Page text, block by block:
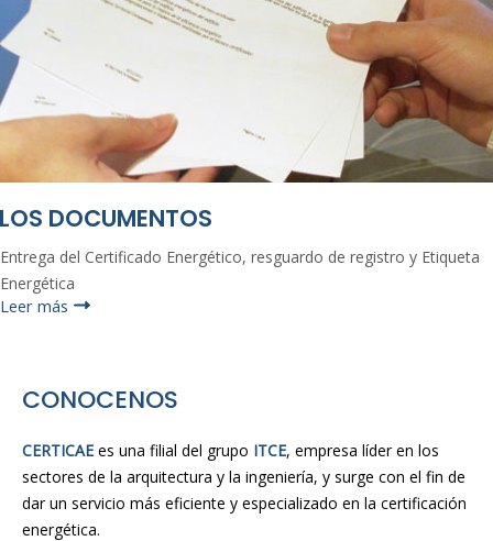
LOS DOCUMENTOS
Entrega del Certificado Energético, resguardo de registro y Etiqueta
Energética
Leer más
CONOCENOS
CERTICAE es una filial del grupo ITCE, empresa líder en los
sectores de la arquitectura y la ingeniería, y surge con el fin de
dar un servicio más eficiente y especializado en la certificación
energética.